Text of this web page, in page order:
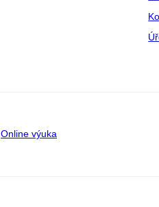
Online výuka